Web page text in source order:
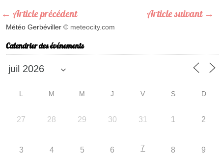
← Article précédent Article suivant →
Météo Gerbéviller © meteocity.com
Calendrier des événements
L M M J V S D
27 28 29 30 31 1 2
3 4 5 6 7 8 9